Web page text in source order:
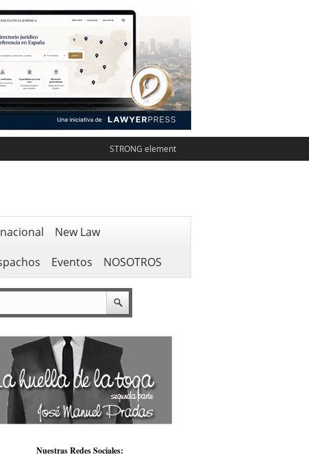
STRONG element
New Law
Eventos NOSOTROS
Nuestras Redes Sociales: